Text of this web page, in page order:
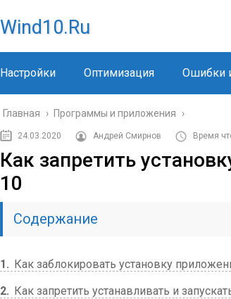
Wind10.ru
Настройки Оптимизация Ошибки
Главная › Программы и приложения ›
24.03.2020 Андрей Смирнов Время
Как запретить
10
Содержание
1
Как заблокировать установку
2
Как запретить устанавливать и